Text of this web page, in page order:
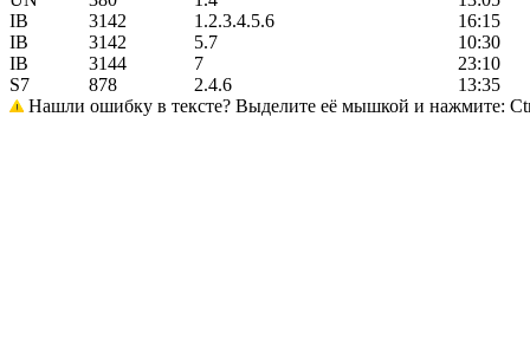
IB
3142 1.2.3.4.5.6
16:15
IB
3142 5.7
10:30
IB
3144 7
23:10
S7
878 2.4.6
13:35
Нашли ошибку в тексте? Выделите её мышкой и нажмите: